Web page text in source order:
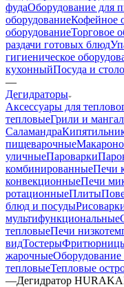
фудаОборудование для
оборудованиеКофейное
оборудованиеТорговое
раздачи готовых блюд
гигиеническое
кухонныйПосуда и
—
Дегидраторы
Аксессуары для
тепловыеГрили и
Саламандра
пищеварочные
уличныеПароварки
комбинированныеПечи
конвекционныеПечи
ротационныеПлиты
блюд и посуды
мультифункциональные
тепловыеПечи
видТостеры
жарочныеОборудование
тепловыеТепловые
—Дегидратор